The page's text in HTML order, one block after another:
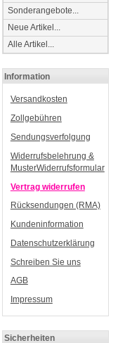
Sonderangebote...
Neue Artikel...
Alle Artikel...
Information
Versandkosten
Zollgebühren
Sendungsverfolgung
Widerrufsbelehrung &
MusterWiderrufsformular
Vertrag widerrufen
Rücksendungen (RMA)
Kundeninformation
Datenschutzerklärung
Schreiben Sie uns
AGB
Impressum
Sicherheiten